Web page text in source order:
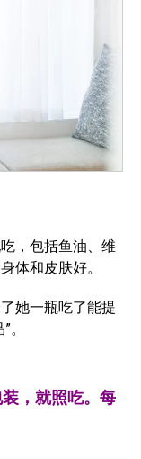
，包括鱼油、维
体和皮肤好。
她一瓶吃了能提
。
，就照吃。每